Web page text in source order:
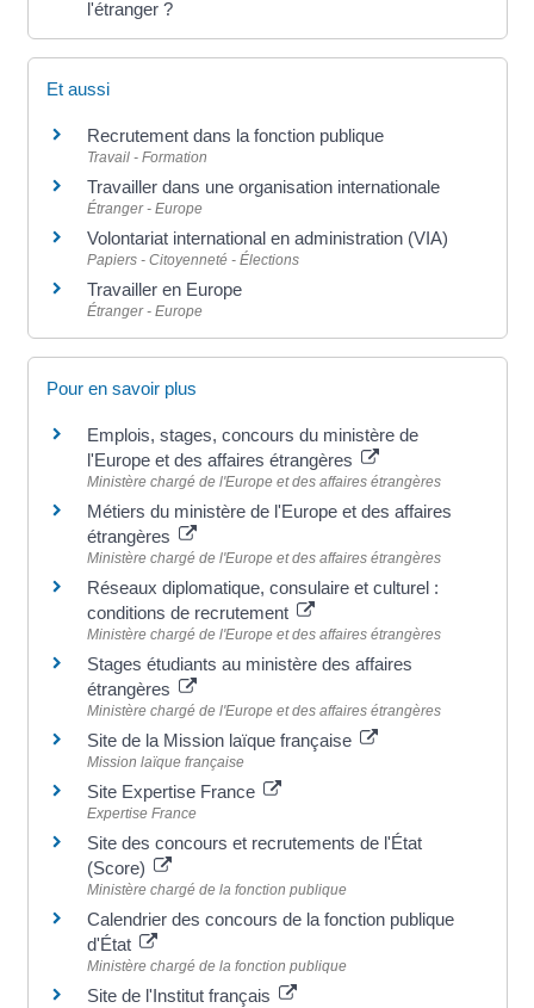
l'étranger ?
Et aussi
Recrutement dans la fonction publique
Travail - Formation
Travailler dans une organisation internationale
Étranger - Europe
Volontariat international en administration (VIA)
Papiers - Citoyenneté - Élections
Travailler en Europe
Étranger - Europe
Pour en savoir plus
Emplois, stages, concours du ministère de
l'Europe et des affaires étrangères
Ministère chargé de l'Europe et des affaires étrangères
Métiers du ministère de l'Europe et des affaires
étrangères
Ministère chargé de l'Europe et des affaires étrangères
Réseaux diplomatique, consulaire et culturel :
conditions de recrutement
Ministère chargé de l'Europe et des affaires étrangères
Stages étudiants au ministère des affaires
étrangères
Ministère chargé de l'Europe et des affaires étrangères
Site de la Mission laïque française
Mission laïque française
Site Expertise France
Expertise France
Site des concours et recrutements de l'État
(Score)
Ministère chargé de la fonction publique
Calendrier des concours de la fonction publique
d'État
Ministère chargé de la fonction publique
Site de l'Institut français